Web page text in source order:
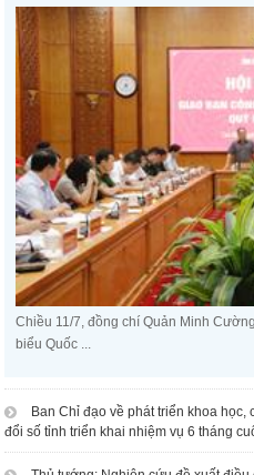
Chiều 11/7, đồng chí Quản Minh
biểu Quốc ...
Ban Chỉ đạo về phát triển khoa
đổi số tỉnh triển khai nhiệm vụ 6 tháng